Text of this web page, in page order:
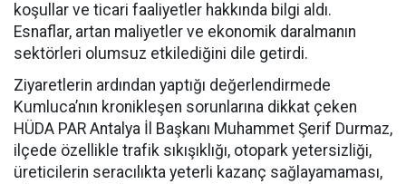
koşullar ve ticari faaliyetler hakkında bilgi aldı.
Esnaflar, artan maliyetler ve ekonomik daralmanın
sektörleri olumsuz etkilediğini dile getirdi.
Ziyaretlerin ardından yaptığı değerlendirmede
Kumluca’nın kronikleşen sorunlarına dikkat çeken
HÜDA PAR Antalya İl Başkanı Muhammet Şerif Durmaz,
ilçede özellikle trafik sıkışıklığı, otopark yetersizliği,
üreticilerin seracılıkta yeterli kazanç sağlayamaması,